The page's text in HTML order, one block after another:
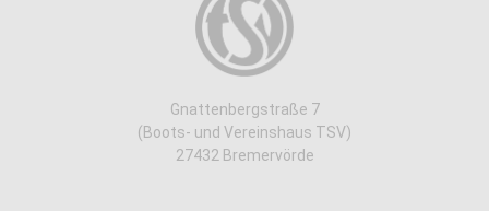
Gnattenbergstraße 7
(Boots- und Vereinshaus TSV)
27432 Bremervörde